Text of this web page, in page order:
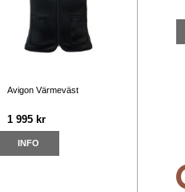
Avigon Värmeväst
1 995 kr
INFO